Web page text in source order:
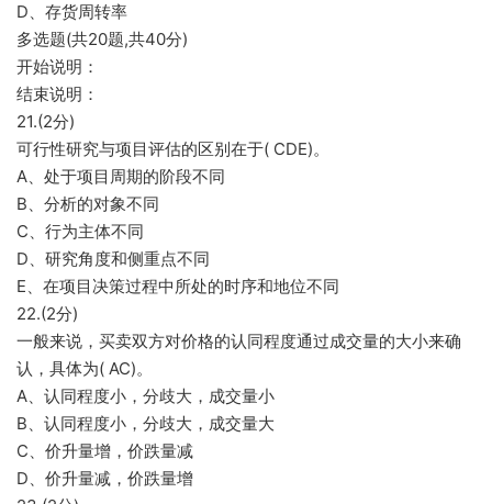
D、存货周转率
多选题(共20题,共40分)
开始说明：
结束说明：
21.(2分)
可行性研究与项目评估的区别在于( CDE)。
A、处于项目周期的阶段不同
B、分析的对象不同
C、行为主体不同
D、研究角度和侧重点不同
E、在项目决策过程中所处的时序和地位不同
22.(2分)
一般来说，买卖双方对价格的认同程度通过成交量的大小来确
认，具体为( AC)。
A、认同程度小，分歧大，成交量小
B、认同程度小，分歧大，成交量大
C、价升量增，价跌量减
D、价升量减，价跌量增